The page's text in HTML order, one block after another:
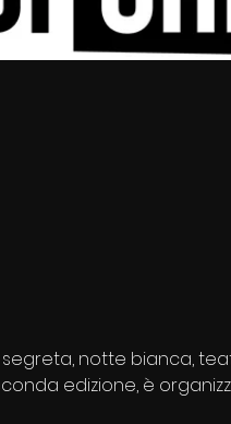
notte bianca,
edizione, è